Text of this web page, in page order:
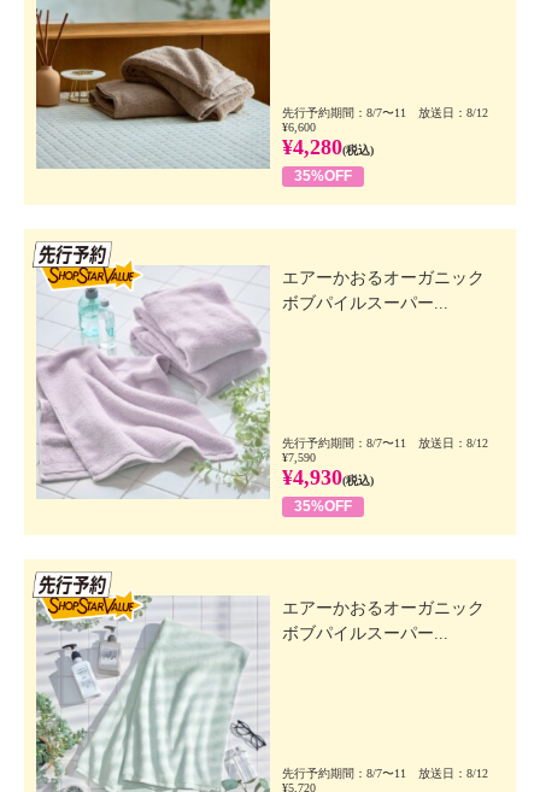
先行予約期間：8/7〜11 放送日：8/12
¥6,600
¥4,280(税込)
35%OFF
エアーかおるオーガニック
ボブパイルスーパー...
先行予約期間：8/7〜11 放送日：8/12
¥7,590
¥4,930(税込)
35%OFF
エアーかおるオーガニック
ボブパイルスーパー...
先行予約期間：8/7〜11 放送日：8/12
¥5,720